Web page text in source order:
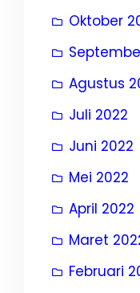
Oktober
Agustus
Juli 2022
Juni 2022
Mei 2022
April 2022
Maret
Februari